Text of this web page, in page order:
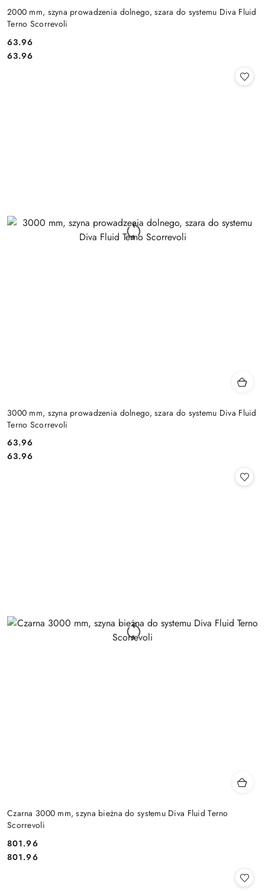
2000 mm, szyna prowadzenia dolnego, szara do systemu Diva Fluid
Terno Scorrevoli
Cena:
63.96
Cena:
63.96
3000 mm, szyna prowadzenia dolnego, szara do systemu Diva Fluid
Terno Scorrevoli
Cena:
63.96
Cena:
63.96
Czarna 3000 mm, szyna bieżna do systemu Diva Fluid Terno
Scorrevoli
Cena:
801.96
Cena:
801.96